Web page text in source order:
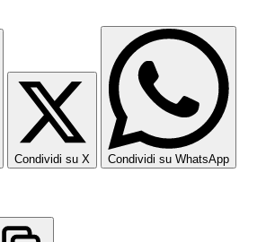
Condividi su X Condividi su WhatsApp